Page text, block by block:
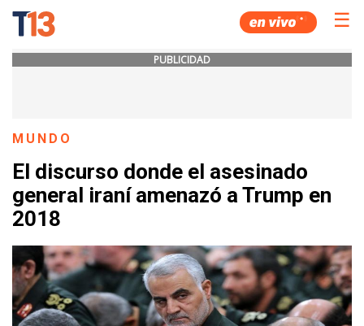
☰
PUBLICIDAD
MUNDO
El discurso donde el asesinado
general iraní amenazó a Trump en
2018